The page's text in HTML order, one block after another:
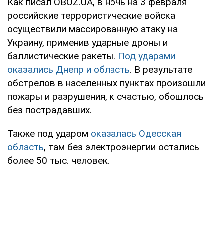
российские террористические войска
осуществили массированную атаку на
Украину, применив ударные дроны и
баллистические ракеты. Под ударами
оказались Днепр и область. В результате
обстрелов в населенных пунктах произошли
пожары и разрушения, к счастью, обошлось
без пострадавших.
Также под ударом оказалась Одесская
область, там без электроэнергии остались
более 50 тыс. человек.